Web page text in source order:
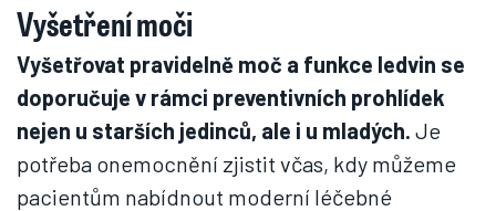
Vyšetření moči
Vyšetřovat pravidelně moč a funkce ledvin se
doporučuje v rámci preventivních prohlídek
nejen u starších jedinců, ale i u mladých. Je
potřeba onemocnění zjistit včas, kdy můžeme
pacientům nabídnout moderní léčebné